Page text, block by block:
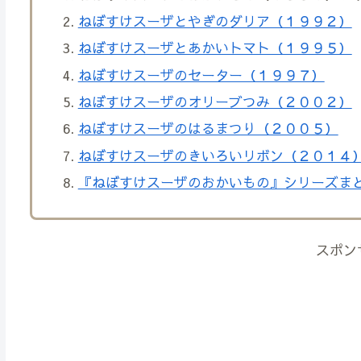
ねぼすけスーザとやぎのダリア（１９９２）
ねぼすけスーザとあかいトマト（１９９５）
ねぼすけスーザのセーター（１９９７）
ねぼすけスーザのオリーブつみ（２００２）
ねぼすけスーザのはるまつり（２００５）
ねぼすけスーザのきいろいリボン（２０１４）
『ねぼすけスーザのおかいもの』シリーズま
スポン